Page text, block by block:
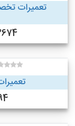
تعمیرات